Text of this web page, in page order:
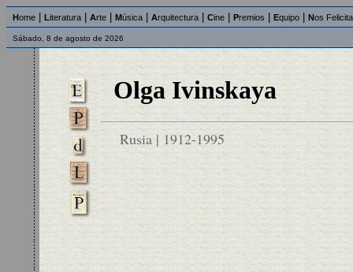
Home Literatura Arte Música Arquitectura Cine Premios Equipo Nos
Sábado, 8 de agosto de 2026
Olga Ivinskaya
Rusia | 1912-1995